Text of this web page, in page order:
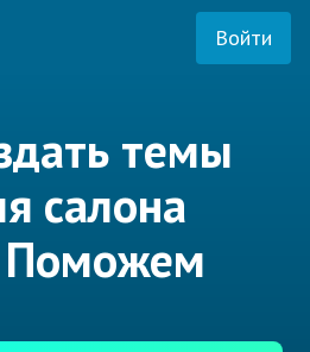
Войти
темы
салона
Поможем